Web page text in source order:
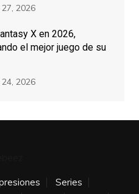
2026
X en 2026,
el mejor juego de su
2026
Series